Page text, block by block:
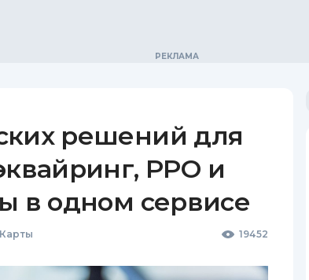
решений для
РРО и
в одном сервисе
19452